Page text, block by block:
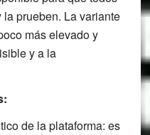
prueben. La variante
más elevado y
y a la
de la plataforma: es